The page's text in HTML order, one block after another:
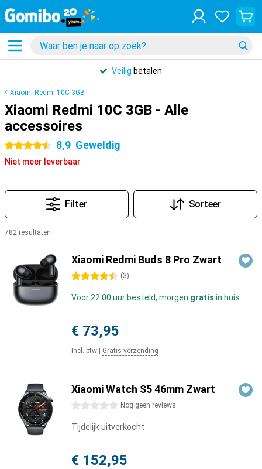
Veilig betalen
Xiaomi Redmi 10C 3GB
Xiaomi Redmi 10C 3GB - Alle
accessoires
4.5 sterren 8,9 Geweldig
Niet meer leverbaar
Filter Sorteer
782 resultaten
Xiaomi Redmi Buds 8 Pro Zwart
4.5 sterren (3)
Voor 22:00 uur besteld, morgen gratis in huis
€ 73,95
Incl. btw Gratis verzending
Xiaomi Watch S5 46mm Zwart
0 sterren Nog geen reviews
Tijdelijk uitverkocht
€ 152,95